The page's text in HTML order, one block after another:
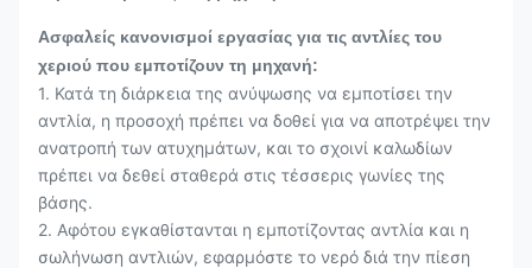
Ασφαλείς κανονισμοί εργασίας για τις αντλίες του
χεριού που εμποτίζουν τη μηχανή:
1. Κατά τη διάρκεια της ανύψωσης να εμποτίσει την
αντλία, η προσοχή πρέπει να δοθεί για να αποτρέψει την
ανατροπή των ατυχημάτων, και το σχοινί καλωδίων
πρέπει να δεθεί σταθερά στις τέσσερις γωνίες της
βάσης.
2. Αφότου εγκαθίστανται η εμποτίζοντας αντλία και η
σωλήνωση αντλιών, εφαρμόστε το νερό διά την πίεση